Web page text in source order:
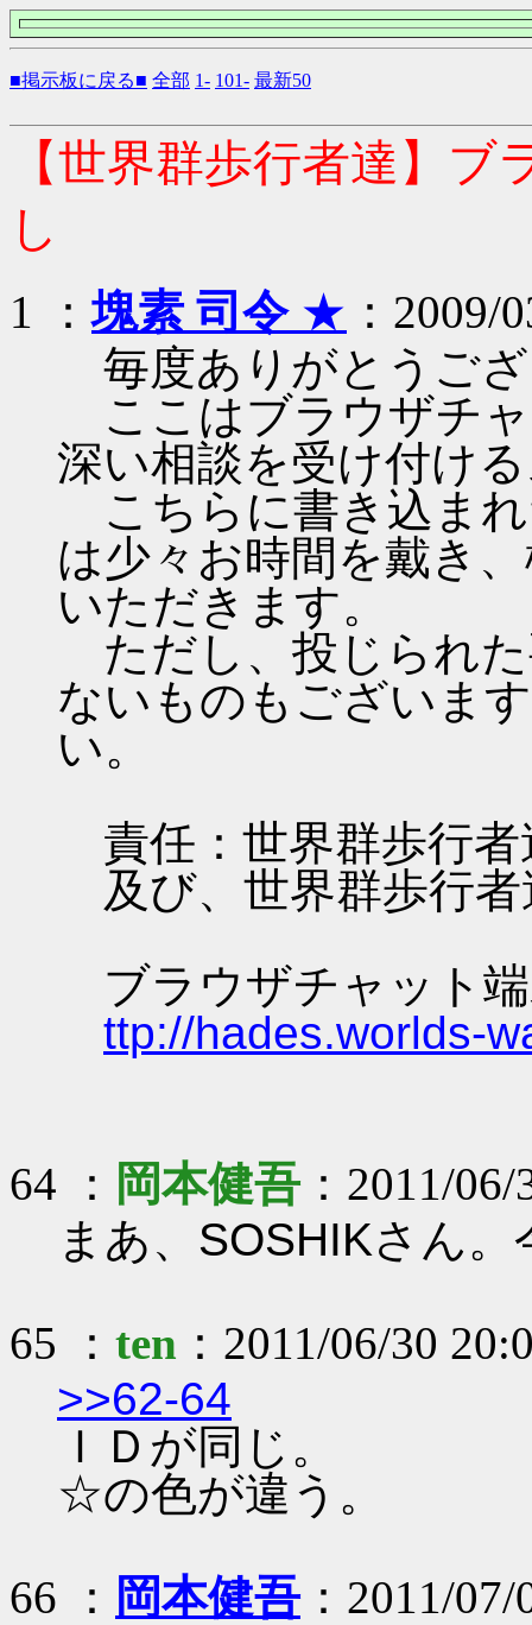
■掲示板に戻る■ 全部 1- 101- 最新50
【世界群歩行者達】
し
1 ：塊素 司令★ ：2009/
毎度ありがとうご
ここはブラウザチ
深い相談を受け付け
こちらに書き込ま
は少々お時間を戴き
いただきます。
ただし、投じられ
ないものもございま
い。
責任：世界群歩行
及び、世界群歩行
ブラウザチャット
ttp://hades.worlds-
64 ： 岡本健吾：2011/06/
まあ、SOSHIKさん
65 ： ten ：2011/06/30
>>62-64
ＩＤが同じ。
☆の色が違う。
66 ： 岡本健吾：2011/